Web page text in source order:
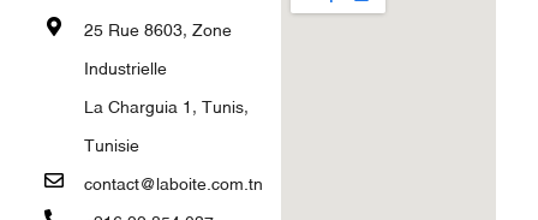
25 Rue 8603, Zone
Industrielle
La Charguia 1, Tunis,
Tunisie
contact@laboite.com.tn